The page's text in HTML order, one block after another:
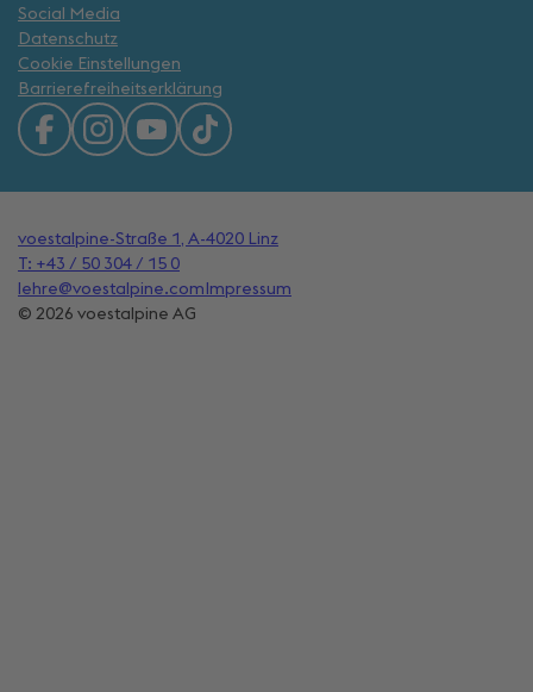
Social Media
Datenschutz
Cookie Einstellungen
Barrierefreiheitserklärung
© 2026 voestalpine AG
voestalpine-Straße 1, A-4020 Linz
T: +43 / 50 304 / 15 0
lehre@voestalpine.com Impressum